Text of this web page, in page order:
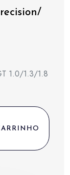
1.0/1.3/1.8